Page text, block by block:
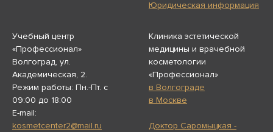
Юридическая информация
Учебный центр
«Профессионал»
Волгоград, ул.
Академическая, 2.
Режим работы: Пн.-Пт. с
09:00 до 18:00
E-mail:
kosmetcenter2@mail.ru
Клиника эстетической
медицины и врачебной
косметологии
«Профессионал»
в Волгограде
в Москве
Доктор Саромыцкая -